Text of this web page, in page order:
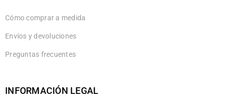
Cómo comprar a medida
Envíos y devoluciones
Preguntas frecuentes
INFORMACIÓN LEGAL